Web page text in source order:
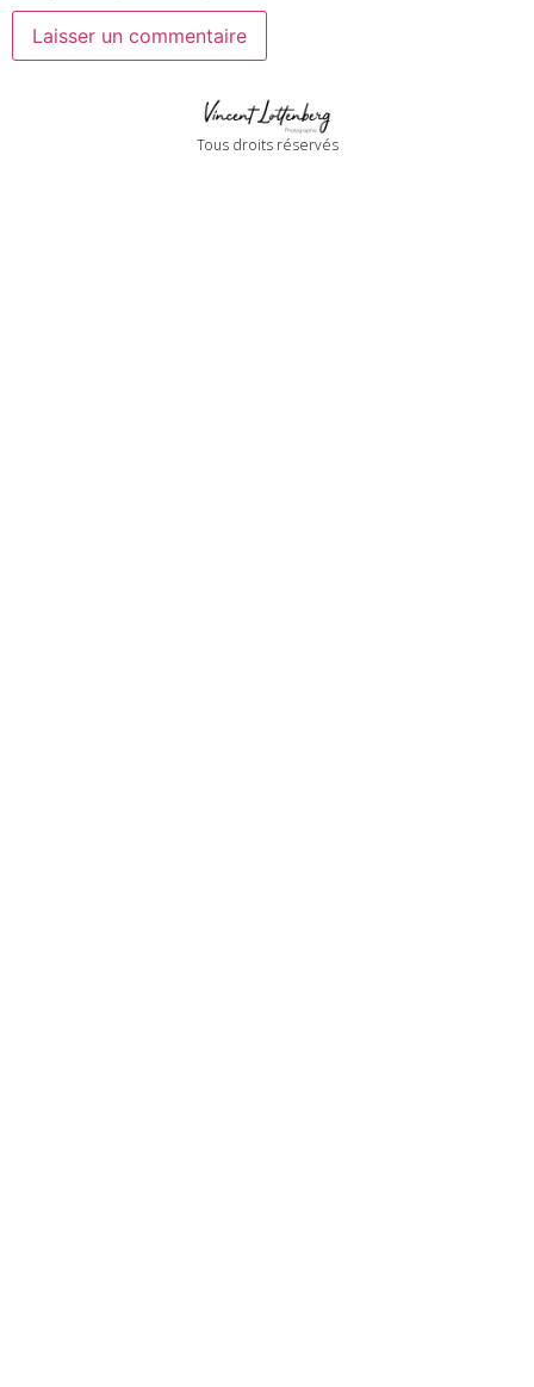
Tous droits réservés